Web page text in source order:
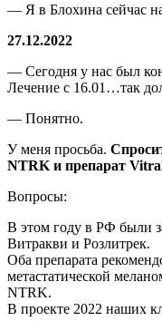
— Я в Блохина сейчас
27.12.2022
— Сегодня у нас был
Лечение с 16.01…так
— Понятно.
У меня просьба.
NTRK и препарат
Вопросы:
В этом году в РФ были
Витракви и Розлитрек.
Оба препарата
метастатической
NTRK.
В проекте 2022 наших